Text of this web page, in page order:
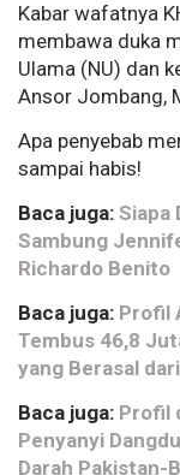
Kabar wafatnya
membawa duka
Ulama (NU) dan
Ansor Jombang,
Apa penyebab
sampai habis!
Baca juga: Siapa
Sambung
Richardo Benito
Baca juga: Profil
Tembus 46,8
yang Berasal
Baca juga: Profil
Penyanyi
Darah Pakistan-